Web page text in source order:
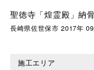
聖徳寺「煌霊殿」納
長崎県佐世保市 2017年 09
施工エリア